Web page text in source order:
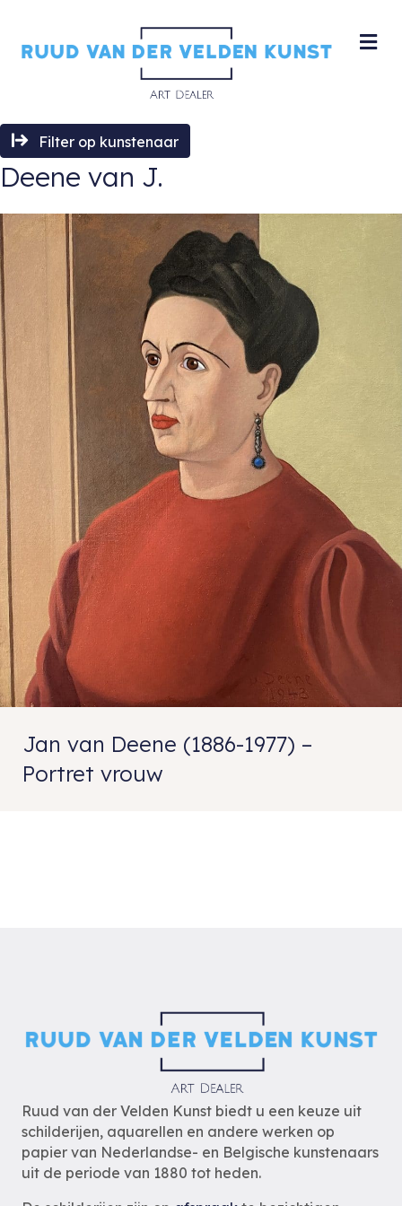
Filter op kunstenaar
Deene van J.
Jan van Deene (1886-1977) –
Portret vrouw
Ruud van der Velden Kunst biedt u een keuze uit
schilderijen, aquarellen en andere werken op
papier van Nederlandse- en Belgische kunstenaars
uit de periode van 1880 tot heden.